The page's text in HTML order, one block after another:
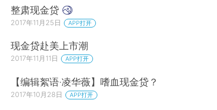
整肃现金贷
2017年11月25日 APP打开
现金贷赴美上市潮
2017年11月11日 APP打开
【编辑絮语·凌华薇】嗜血现金贷？
2017年10月28日 APP打开